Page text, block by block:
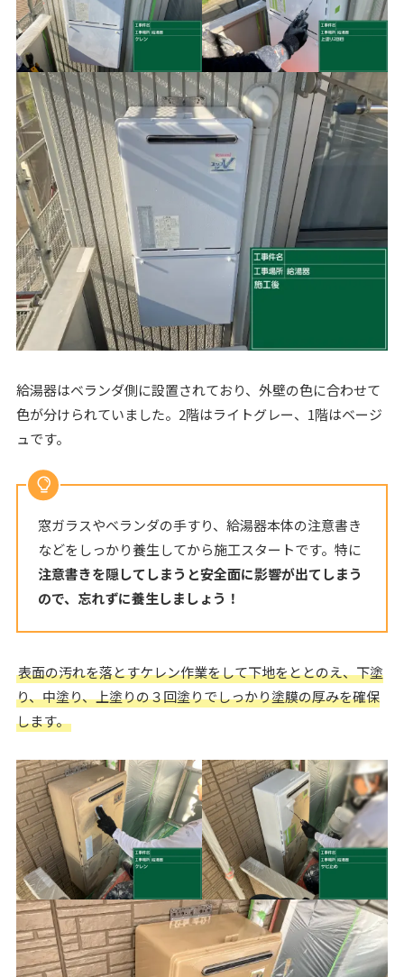
給湯器はベランダ側に設置されており、外壁の色に合わせて
色が分けられていました。2階はライトグレー、1階はベージ
ュです。
窓ガラスやベランダの手すり、給湯器本体の注意書き
などをしっかり養生してから施工スタートです。特に
注意書きを隠してしまうと安全面に影響が出てしまう
ので、忘れずに養生しましょう！
表面の汚れを落とすケレン作業をして下地をととのえ、下塗
り、中塗り、上塗りの３回塗りでしっかり塗膜の厚みを確保
します。